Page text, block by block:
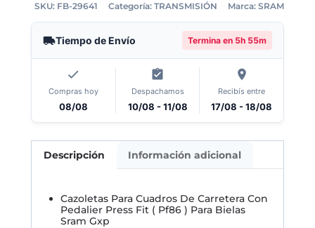
SKU: FB-29641 Categoría: TRANSMISIÓN Marca: SRAM
Tiempo de Envío Termina en 5h 55m
Compras hoy
08/08
Despachamos
10/08 - 11/08
Recibís entre
17/08 - 18/08
Descripción Información adicional
Cazoletas Para Cuadros De Carretera Con
Pedalier Press Fit ( Pf86 ) Para Bielas
Sram Gxp